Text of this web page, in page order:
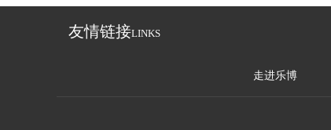
友情链接LINKS
走进乐博